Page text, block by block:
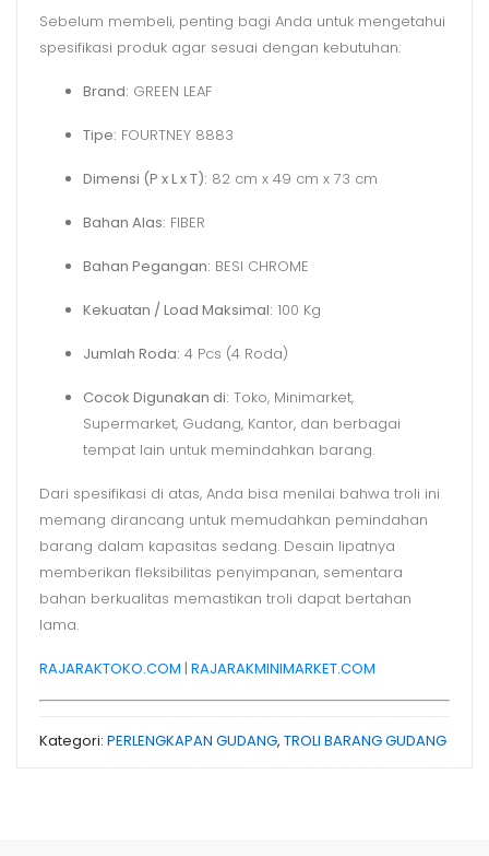
Sebelum membeli, penting bagi Anda untuk mengetahui
spesifikasi produk agar sesuai dengan kebutuhan:
Brand: GREEN LEAF
Tipe: FOURTNEY 8883
Dimensi (P x L x T): 82 cm x 49 cm x 73 cm
Bahan Alas: FIBER
Bahan Pegangan: BESI CHROME
Kekuatan / Load Maksimal: 100 Kg
Jumlah Roda: 4 Pcs (4 Roda)
Cocok Digunakan di: Toko, Minimarket,
Supermarket, Gudang, Kantor, dan berbagai
tempat lain untuk memindahkan barang.
Dari spesifikasi di atas, Anda bisa menilai bahwa troli ini
memang dirancang untuk memudahkan pemindahan
barang dalam kapasitas sedang. Desain lipatnya
memberikan fleksibilitas penyimpanan, sementara
bahan berkualitas memastikan troli dapat bertahan
lama.
RAJARAKTOKO.COM | RAJARAKMINIMARKET.COM
Kategori: PERLENGKAPAN GUDANG, TROLI BARANG GUDANG